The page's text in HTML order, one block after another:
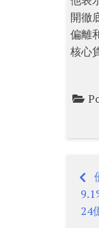
開徹
偏離
核心
24